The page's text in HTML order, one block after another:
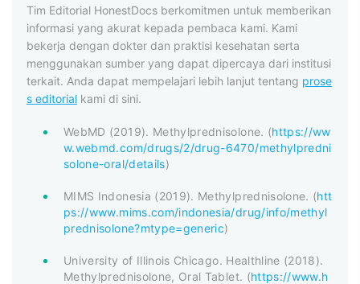
Tim Editorial HonestDocs berkomitmen untuk memberikan
informasi yang akurat kepada pembaca kami. Kami
bekerja dengan dokter dan praktisi kesehatan serta
menggunakan sumber yang dapat dipercaya dari institusi
terkait. Anda dapat mempelajari lebih lanjut tentang prose
s editorial kami di sini.
WebMD (2019). Methylprednisolone. (https://ww
w.webmd.com/drugs/2/drug-6470/methylpredni
solone-oral/details)
MIMS Indonesia (2019). Methylprednisolone. (htt
ps://www.mims.com/indonesia/drug/info/methyl
prednisolone?mtype=generic)
University of Illinois Chicago. Healthline (2018).
Methylprednisolone, Oral Tablet. (https://www.h